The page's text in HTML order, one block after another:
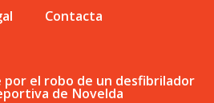
Contacta
el robo de un desfibrilador
de Novelda